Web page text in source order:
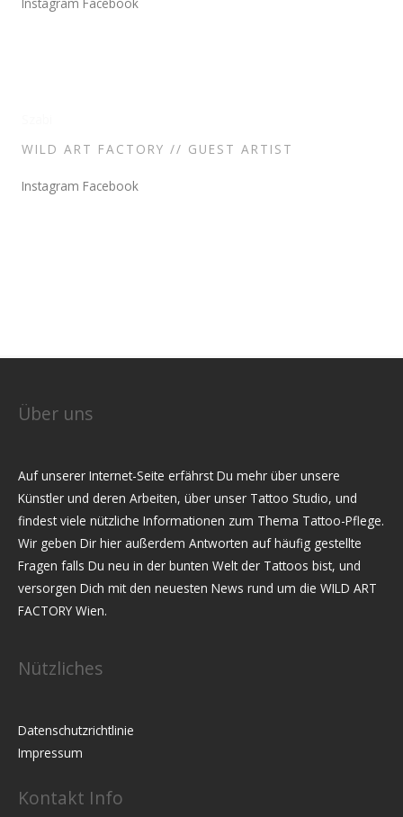
WILD ART FACTORY // GUEST ARTIST
Instagram Facebook
Über uns
Auf unserer Internet-Seite erfährst Du mehr über unsere
Künstler und deren Arbeiten, über unser Tattoo Studio, und
findest viele nützliche Informationen zum Thema Tattoo-Pflege.
Wir geben Dir hier außerdem Antworten auf häufig gestellte
Fragen falls Du neu in der bunten Welt der Tattoos bist, und
versorgen Dich mit den neuesten News rund um die WILD ART
FACTORY Wien.
Nützliches
Datenschutzrichtlinie
Impressum
Kontakt Info